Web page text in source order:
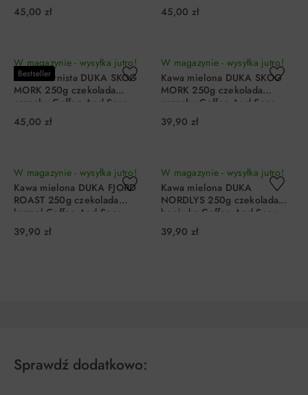
45,00 zł
45,00 zł
Bestseller
W magazynie - wysyłka jutro!
Kawa ziarnista DUKA SKOG
MORK 250g czekolada
orzechy Coffee And Sons
45,00 zł
W magazynie - wysyłka jutro!
Kawa mielona DUKA SKOG
MORK 250g czekolada
orzechy Coffee And Sons
39,90 zł
W magazynie - wysyłka jutro!
Kawa mielona DUKA FJORD
ROAST 250g czekolada
karmel Coffee And Sons
39,90 zł
W magazynie - wysyłka jutro!
Kawa mielona DUKA
NORDLYS 250g czekolada
borówka Coffee And Sons
39,90 zł
Sprawdź dodatkowo: